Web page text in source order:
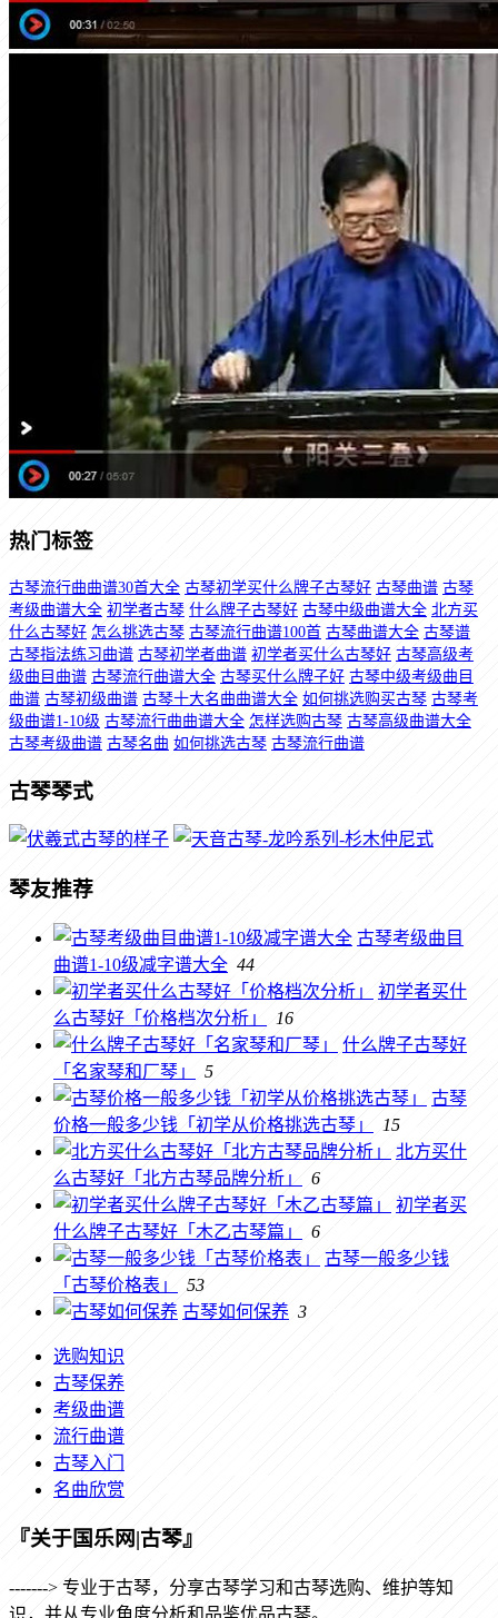
热门标签
古琴流行曲曲谱30首大全 古琴初学买什么牌子古琴好 古琴曲谱 古琴
考级曲谱大全 初学者古琴 什么牌子古琴好 古琴中级曲谱大全 北方买
什么古琴好 怎么挑选古琴 古琴流行曲谱100首 古琴曲谱大全 古琴谱
古琴指法练习曲谱 古琴初学者曲谱 初学者买什么古琴好 古琴高级考
级曲目曲谱 古琴流行曲谱大全 古琴买什么牌子好 古琴中级考级曲目
曲谱 古琴初级曲谱 古琴十大名曲曲谱大全 如何挑选购买古琴 古琴考
级曲谱1-10级 古琴流行曲曲谱大全 怎样选购古琴 古琴高级曲谱大全
古琴考级曲谱 古琴名曲 如何挑选古琴 古琴流行曲谱
古琴琴式
琴友推荐
古琴考级曲目
曲谱1-10级减字谱大全 44
初学者买什
么古琴好「价格档次分析」
16
什么牌子古琴好
「名家琴和厂琴」
5
古琴
价格一般多少钱「初学从价格挑选古琴」
15
北方买什
么古琴好「北方古琴品牌分析」
6
初学者买
什么牌子古琴好「木乙古琴篇」
6
古琴一般多少钱
「古琴价格表」
53
古琴如何保养 3
选购知识
古琴保养
考级曲谱
流行曲谱
古琴入门
名曲欣赏
『关于国乐网|古琴』
-------> 专业于古琴，分享古琴学习和古琴选购、维护等知